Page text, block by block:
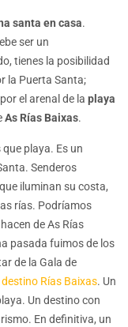
santa en casa.
ser un
tienes la posibilidad
la Puerta Santa;
el arenal de la playa
As Rías Baixas.
playa. Es un
Senderos
iluminan su costa,
rías. Podríamos
de As Rías
pasada fuimos de los
de la Gala de
destino Rías Baixas. Un
Un destino con
En definitiva, un